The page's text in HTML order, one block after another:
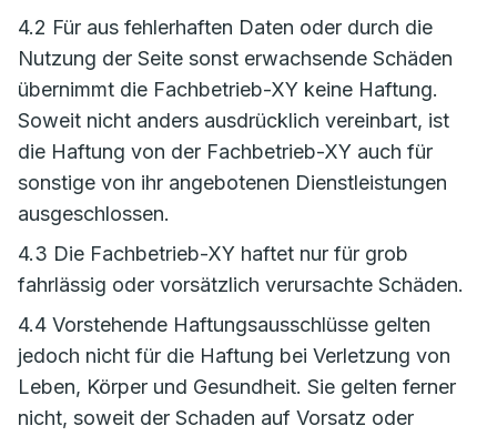
4.2 Für aus fehlerhaften Daten oder durch die
Nutzung der Seite sonst erwachsende Schäden
übernimmt die Fachbetrieb-XY keine Haftung.
Soweit nicht anders ausdrücklich vereinbart, ist
die Haftung von der Fachbetrieb-XY auch für
sonstige von ihr angebotenen Dienstleistungen
ausgeschlossen.
4.3 Die Fachbetrieb-XY haftet nur für grob
fahrlässig oder vorsätzlich verursachte Schäden.
4.4 Vorstehende Haftungsausschlüsse gelten
jedoch nicht für die Haftung bei Verletzung von
Leben, Körper und Gesundheit. Sie gelten ferner
nicht, soweit der Schaden auf Vorsatz oder